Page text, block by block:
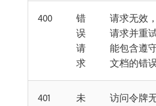
400
错
误
请
求
请求无效
请求并重
能包含遵
文档的错
401
未
访问令牌